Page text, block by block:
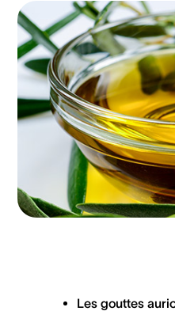
Les gouttes